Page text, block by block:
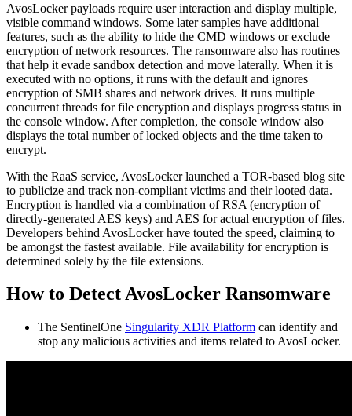
AvosLocker payloads require user interaction and display multiple,
visible command windows. Some later samples have additional
features, such as the ability to hide the CMD windows or exclude
encryption of network resources. The ransomware also has routines
that help it evade sandbox detection and move laterally. When it is
executed with no options, it runs with the default and ignores
encryption of SMB shares and network drives. It runs multiple
concurrent threads for file encryption and displays progress status in
the console window. After completion, the console window also
displays the total number of locked objects and the time taken to
encrypt.
With the RaaS service, AvosLocker launched a TOR-based blog site
to publicize and track non-compliant victims and their looted data.
Encryption is handled via a combination of RSA (encryption of
directly-generated AES keys) and AES for actual encryption of files.
Developers behind AvosLocker have touted the speed, claiming to
be amongst the fastest available. File availability for encryption is
determined solely by the file extensions.
How to Detect AvosLocker Ransomware
The SentinelOne Singularity XDR Platform can identify and
stop any malicious activities and items related to AvosLocker.